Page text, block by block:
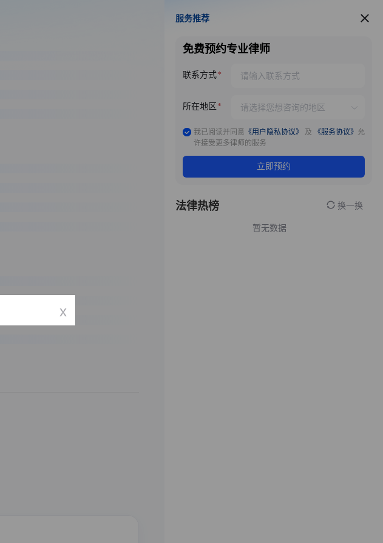
服务推荐
服务推荐
免费预约专业律师
联系方式
所在地区
我已阅读并同意 《用户隐私协议》 及 《服务协议》 允
许接受更多律师的服务
立即预约
法律热榜 换一换
暂无数据
x